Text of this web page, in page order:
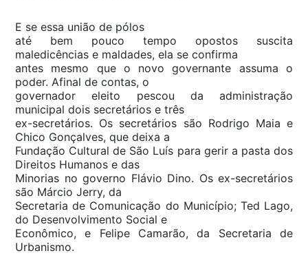
E se essa união de pólos
até bem pouco tempo opostos suscita
maledicências e maldades, ela se confirma
antes mesmo que o novo governante assuma o
poder. Afinal de contas, o
governador eleito pescou da administração
municipal dois secretários e três
ex-secretários. Os secretários são Rodrigo Maia e
Chico Gonçalves, que deixa a
Fundação Cultural de São Luís para gerir a pasta dos
Direitos Humanos e das
Minorias no governo Flávio Dino. Os ex-secretários
são Márcio Jerry, da
Secretaria de Comunicação do Município; Ted Lago,
do Desenvolvimento Social e
Econômico, e Felipe Camarão, da Secretaria de
Urbanismo.